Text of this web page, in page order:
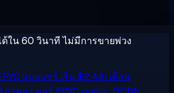
ด้ใน 60 วินาที ไม่มีการขายพ่วง
แบบแชร์ เริ่ม $2.48/เดือน